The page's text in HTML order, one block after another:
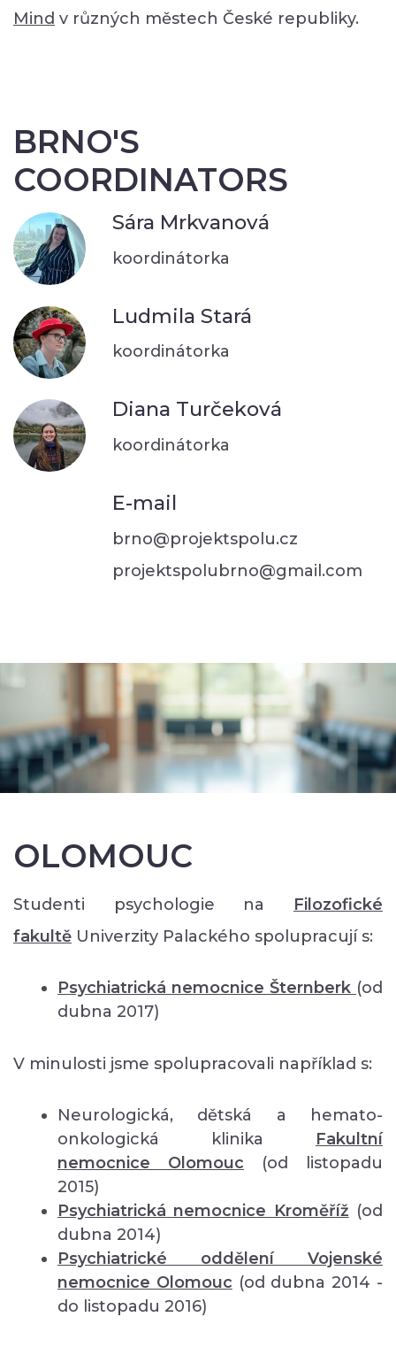
Mind v různých městech České republiky.
BRNO'S
COORDINATORS
Sára Mrkvanová
koordinátorka
Ludmila Stará
koordinátorka
Diana Turčeková
koordinátorka
E-mail
brno@projektspolu.cz
projektspolubrno@gmail.com
OLOMOUC
Studenti psychologie na Filozofické
faku ltě Univerzity Palackého spolupracují s:
Psychiatrická nemocnice Šternberk (od
dubna 2017)
V minulosti jsme spolupracovali například s:
Neurologická, dětská a hemato-
onkologická klinika Fakultní
nemocnice Olomouc (od listopadu
2015)
Psychiatrická nemocnice Kroměříž (od
dubna 2014)
Psychiatrické oddělení Vojenské
nemocnice Olomouc (od dubna 2014 -
do listopadu 2016)